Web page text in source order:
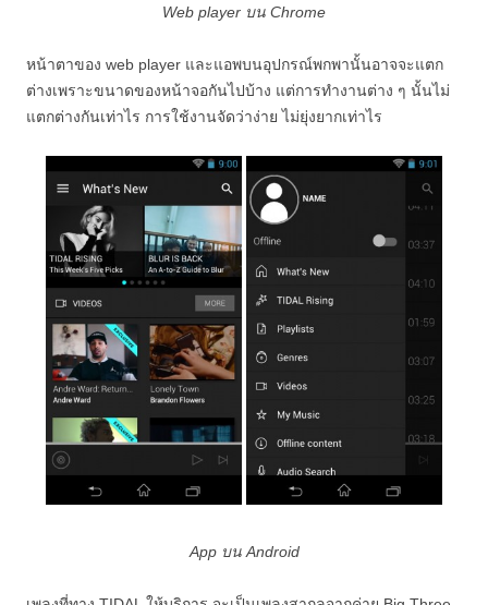
Web player บน Chrome
หน้าตาของ web player และแอพบนอุปกรณ์พกพานั้นอาจจะแตก
ต่างเพราะขนาดของหน้าจอกันไปบ้าง แต่การทำงานต่าง ๆ นั้นไม่
แตกต่างกันเท่าไร การใช้งานจัดว่าง่าย ไม่ยุ่งยากเท่าไร
App บน Android